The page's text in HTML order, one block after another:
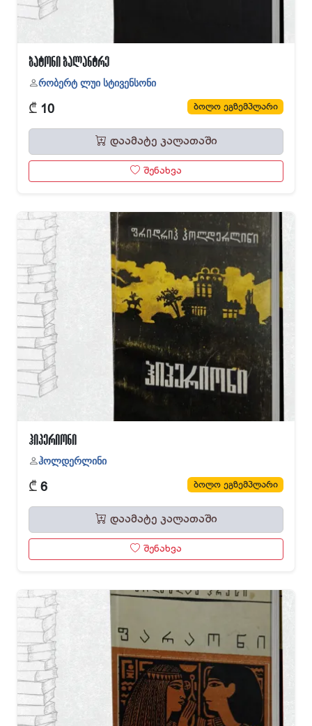
ბატონი ბალანტრე
რობერტ ლუი სტივენსონი
₾ 10 ბოლო ეგზემპლარი
დაამატე კალათაში
შენახვა
ჰიპერიონი
ჰოლდერლინი
₾ 6 ბოლო ეგზემპლარი
დაამატე კალათაში
შენახვა